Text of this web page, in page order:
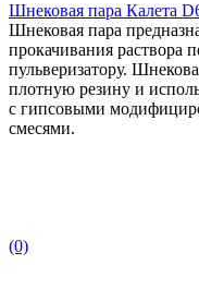
Шнековая пара Калета
Шнековая пара
прокачивания раствора
пульверизатору.
плотную резину и
с гипсовыми
смесями.
(0)